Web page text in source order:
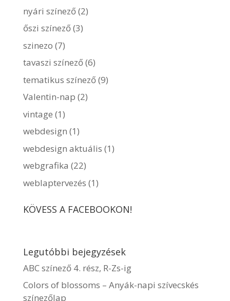
nyári színező(2)
őszi színező(3)
szinezo (7)
tavaszi színező(6)
tematikus színező(9)
Valentin-nap (2)
vintage (1)
webdesign (1)
webdesign aktuális (1)
webgrafika (22)
weblaptervezés (1)
KÖVESS A FACEBOOKON!
Legutóbbi bejegyzések
ABC színező 4. rész, R-Zs-ig
Colors of blossoms – Anyák-napi szívecskés
színezőlap